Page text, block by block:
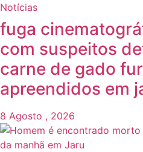
Notícias
fuga
com suspeitos
carne de gado
apreendidos em
8 Agosto , 2026